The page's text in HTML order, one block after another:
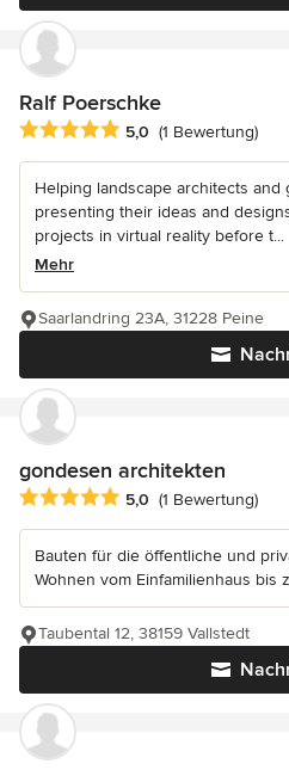
Ralf Poerschke
Durchschnittliche Bewertung: 5
5,0 (1 Bewertung)
Helping landscape architects and
presenting their ideas and
projects in virtual reality before t...
Mehr
Saarlandring 23A, 31228 Peine
gondesen architekten
Durchschnittliche Bewertung: 5
5,0 (1 Bewertung)
Bauten für die öffentliche und
Wohnen vom Einfamilienhaus bis
Taubental 12, 38159 Vallstedt